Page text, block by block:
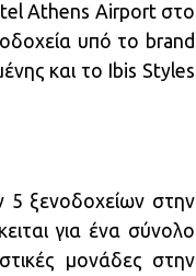
Athens Airport στο
υπό το brand
και το Ibis Styles
5 ξενοδοχείων στην
για ένα σύνολο
μονάδες στην